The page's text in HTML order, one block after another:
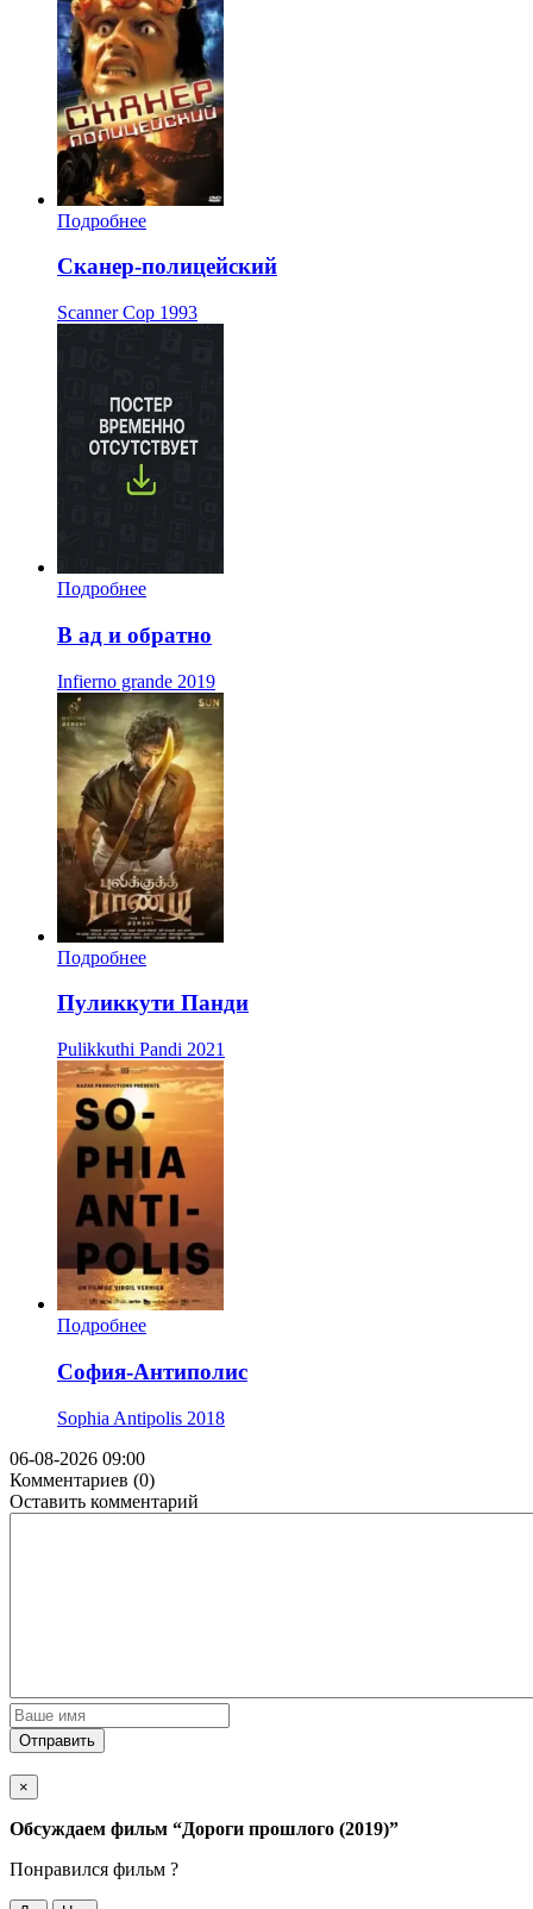
Подробнее
Сканер-полицейский
Scanner Cop 1993
Подробнее
В ад и обратно
Infierno grande 2019
Подробнее
Пуликкути Панди
Pulikkuthi Pandi 2021
Подробнее
София-Антиполис
Sophia Antipolis 2018
06-08-2026 09:00
Комментариев (0)
Оставить комментарий
Отправить
×
Обсуждаем фильм “Дороги прошлого (2019)”
Понравился фильм ?